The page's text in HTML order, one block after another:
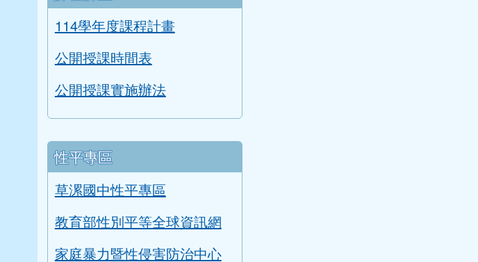
114學年度課程計畫
公開授課時間表
公開授課實施辦法
性平專區
草漯國中性平專區
教育部性別平等全球資訊網